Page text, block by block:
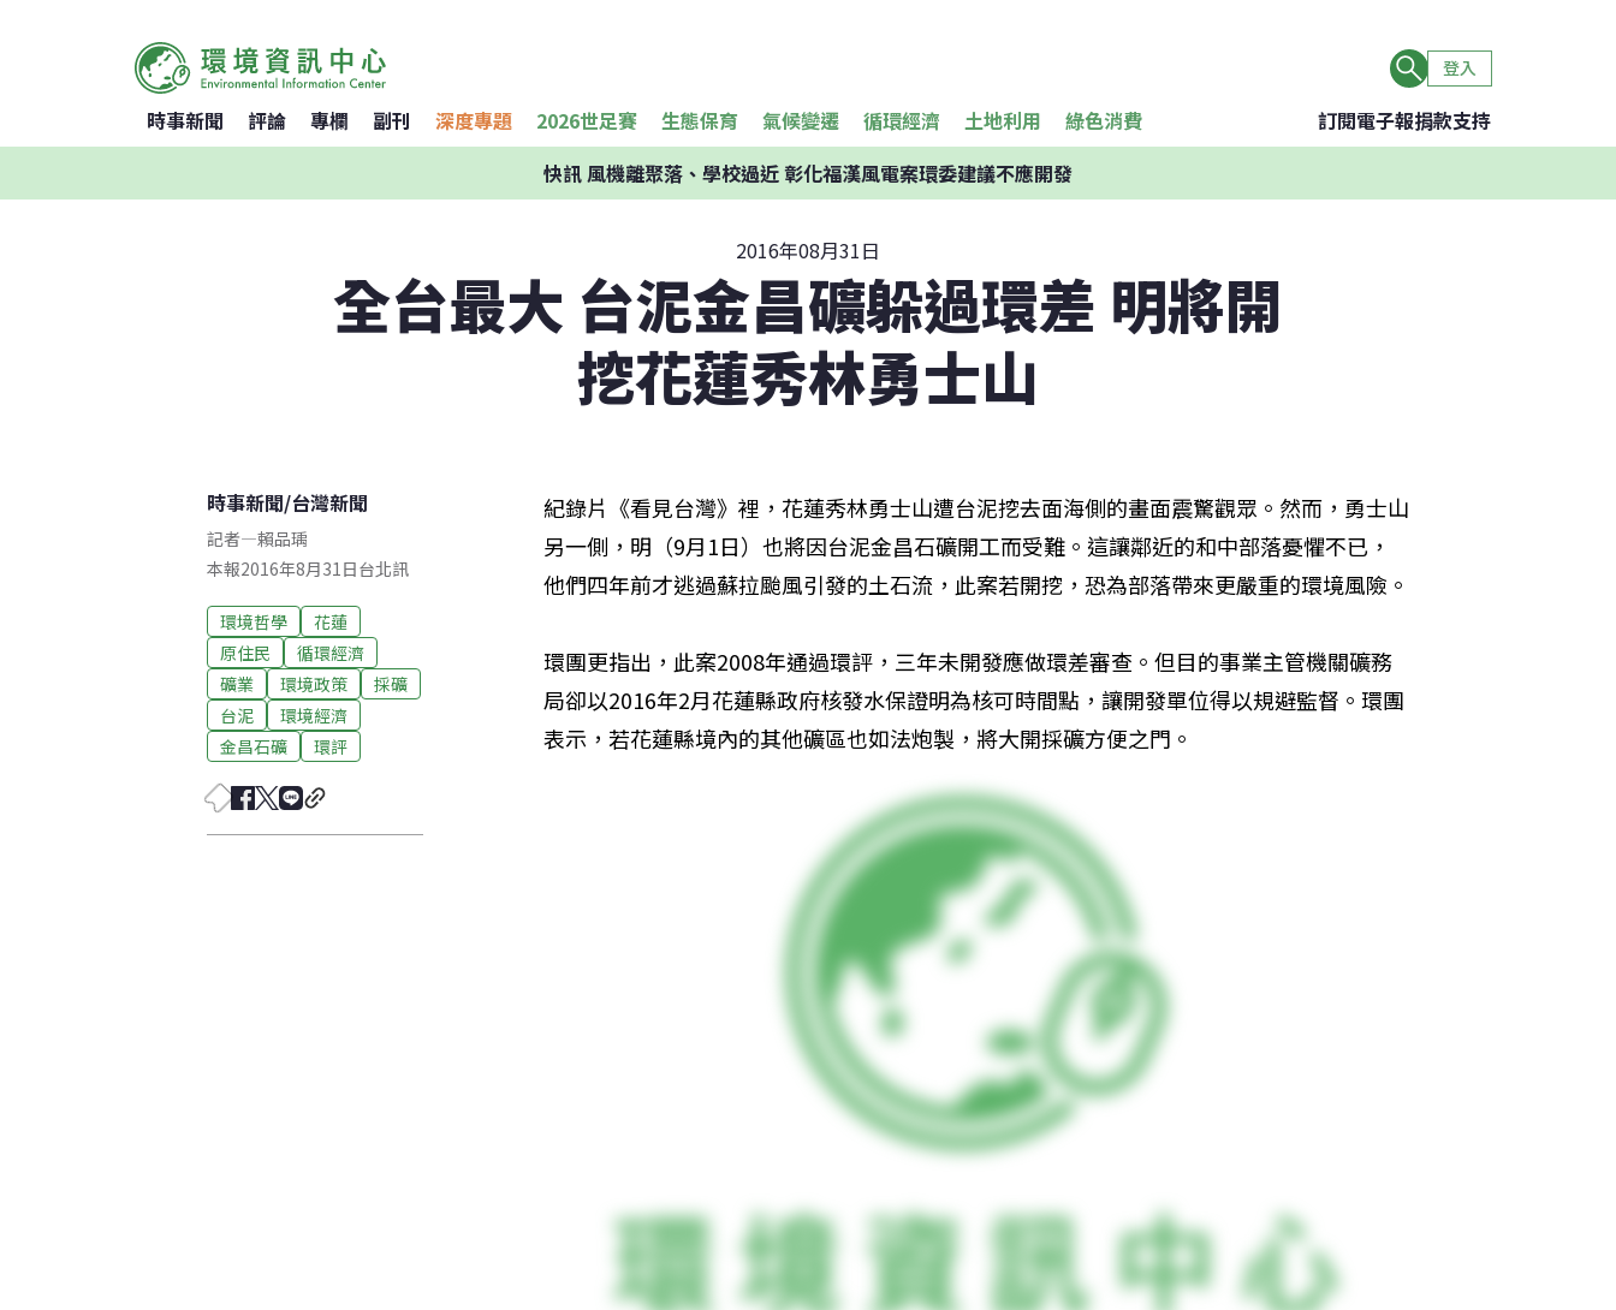
登入
時事新聞 評論 專欄 副刊 深度專題 2026世足賽 生態保育 氣候變遷 循環經濟 土地利用 綠色消費 訂閱電子報捐款支持
快訊風機離聚落、學校過近 彰化福漢風電案環委建議不應開發
2016年08月31日
全台最大 台泥金昌礦躲過環差 明將開
挖花蓮秀林勇士山
時事新聞/台灣新聞
記者—賴品瑀
本報2016年8月31日台北訊
環境哲學
花蓮
原住民
循環經濟
礦業
環境政策
採礦
台泥
環境經濟
金昌石礦
環評
紀錄片《看見台灣》裡，花蓮秀林勇士山遭台泥挖去面海側的畫面震驚觀眾。然而，勇士山
另一側，明（9月1日）也將因台泥金昌石礦開工而受難。這讓鄰近的和中部落憂懼不已，
他們四年前才逃過蘇拉颱風引發的土石流，此案若開挖，恐為部落帶來更嚴重的環境風險。
環團更指出，此案2008年通過環評，三年未開發應做環差審查。但目的事業主管機關礦務
局卻以2016年2月花蓮縣政府核發水保證明為核可時間點，讓開發單位得以規避監督。環團
表示，若花蓮縣境內的其他礦區也如法炮製，將大開採礦方便之門。